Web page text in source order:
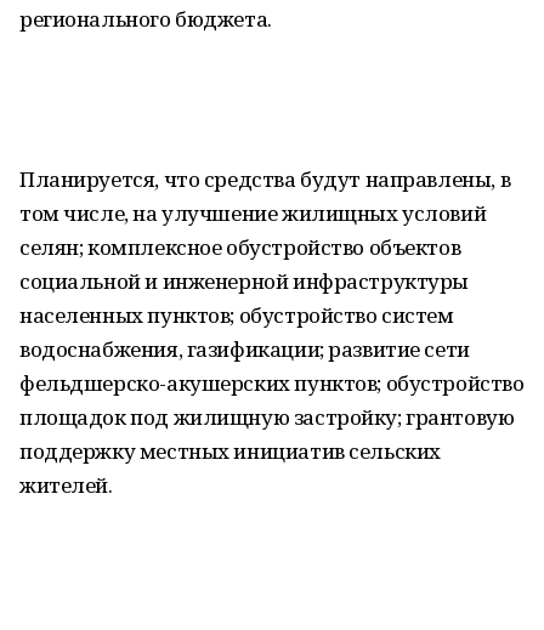
регионального бюджета.
Планируется, что средства будут направлены, в
том числе, на улучшение жилищных условий
селян; комплексное обустройство объектов
социальной и инженерной инфраструктуры
населенных пунктов; обустройство систем
водоснабжения, газификации; развитие сети
фельдшерско-акушерских пунктов; обустройство
площадок под жилищную застройку; грантовую
поддержку местных инициатив сельских
жителей.